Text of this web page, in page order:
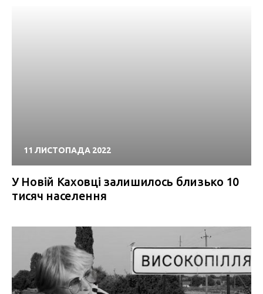
11 ЛИСТОПАДА 2022
У Новій Каховці залишилось близько 10
тисяч населення